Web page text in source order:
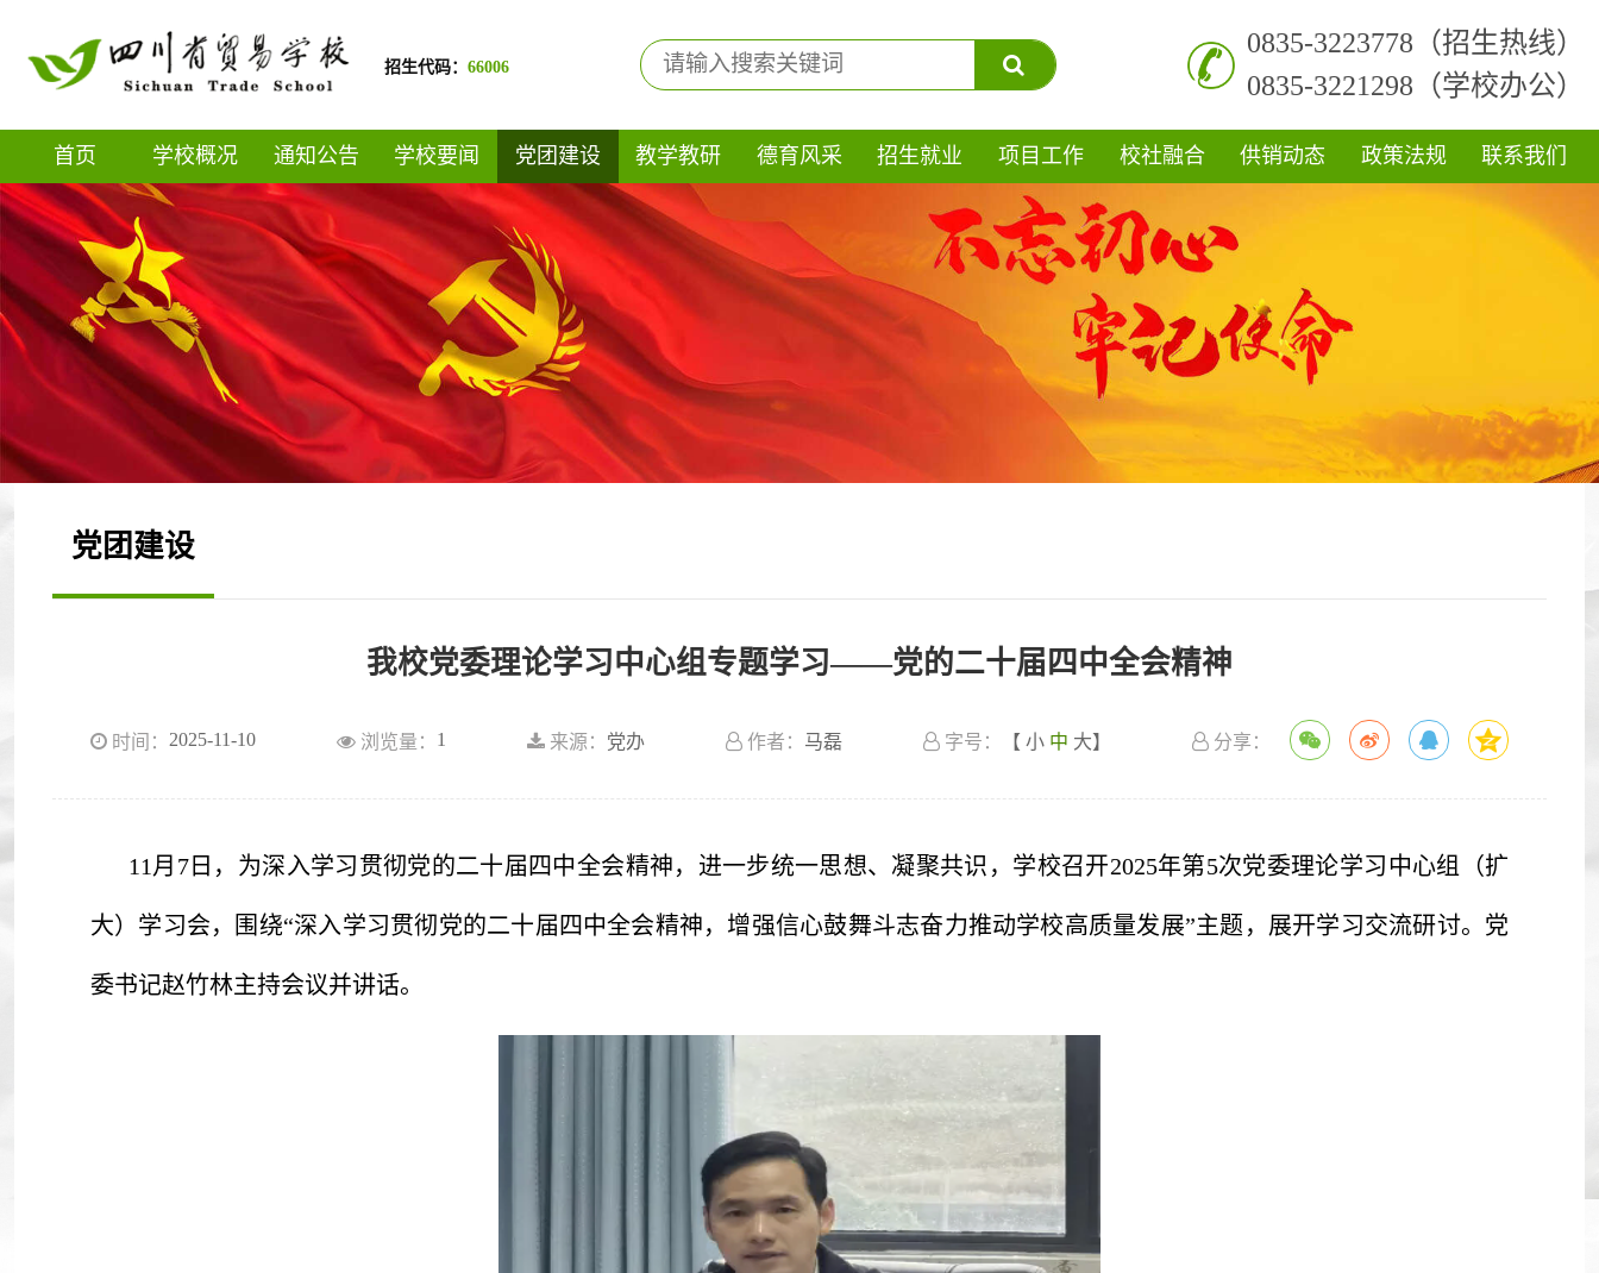
招生代码：66006
0835-3223778（招生热线）
0835-3221298（学校办公）
首页 学校概况 通知公告 学校要闻 党团建设 教学教研 德育风采 招生就业 项目工作 校社融合 供销动态 政策法规 联系我们
党团建设
我校党委理论学习中心组专题学习——党的二十届四中全会精神
时间： 2025-11-10 浏览量： 1 来源： 党办 作者： 马磊 字号： 【 小 中 大】 分享：
11月7日，为深入学习贯彻党的二十届四中全会精神，进一步统一思想、凝聚共识，学校召开2025年第5次党委理论学习中心组（扩
大）学习会，围绕“深入学习贯彻党的二十届四中全会精神，增强信心鼓舞斗志奋力推动学校高质量发展”主题，展开学习交流研讨。党
委书记赵竹林主持会议并讲话。